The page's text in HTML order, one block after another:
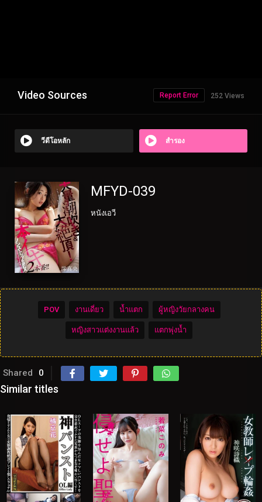
Video Sources 252 Views
Report Error
วีดีโอหลัก สำรอง
MFYD-039
หนังเอวี
POV งานเดี่ยว น้ำแตก ผู้หญิงวัยกลางคน
หญิงสาวแต่งงานแล้ว แตกพุ่งน้ำ
Shared 0
Similar titles